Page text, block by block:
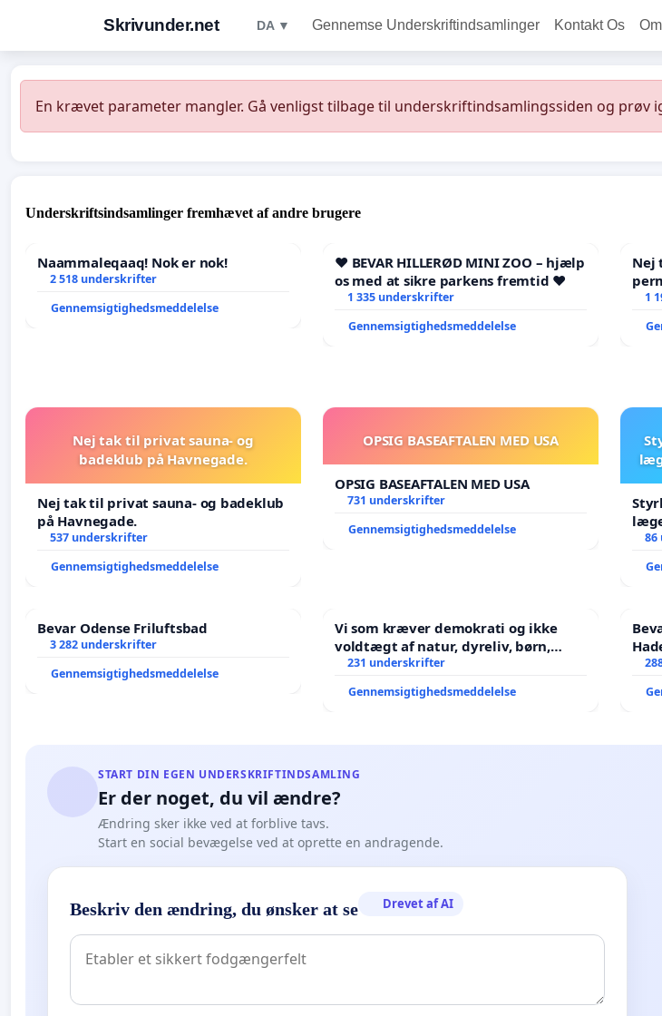
Skrivunder.net DA ▼ Gennemse Underskriftindsamlinger Kontakt Os
En krævet parameter mangler. Gå venligst tilbage til underskriftindsamlingssiden og prøv
Underskriftsindsamlinger fremhævet af andre brugere
Naammaleqaaq! Nok er nok!
2 518 underskrifter
Gennemsigtighedsmeddelelse
❤️ BEVAR HILLERØD MINI ZOO – hjælp
os med at sikre parkens fremtid ❤️
1 335 underskrifter
Gennemsigtighedsmeddelelse
Nej
-1
Nej tak til privat sauna- og
badeklub på Havnegade.
Nej tak til privat sauna- og badeklub
på Havnegade.
537 underskrifter
Gennemsigtighedsmeddelelse
OPSIG BASEAFTALEN MED USA
OPSIG BASEAFTALEN MED USA
731 underskrifter
Gennemsigtighedsmeddelelse
86
Bevar Odense Friluftsbad
3 282 underskrifter
Gennemsigtighedsmeddelelse
Vi som kræver demokrati og ikke
voldtægt af natur, dyreliv, børn,
unge Borgene har sagt NEJ i mange
231 underskrifter
Gennemsigtighedsmeddelelse
START DIN EGEN UNDERSKRIFTINDSAMLING
Er der noget, du vil ændre?
Ændring sker ikke ved at forblive tavs.
Start en social bevægelse ved at oprette en andragende.
Beskriv den ændring, du ønsker at se Drevet af AI